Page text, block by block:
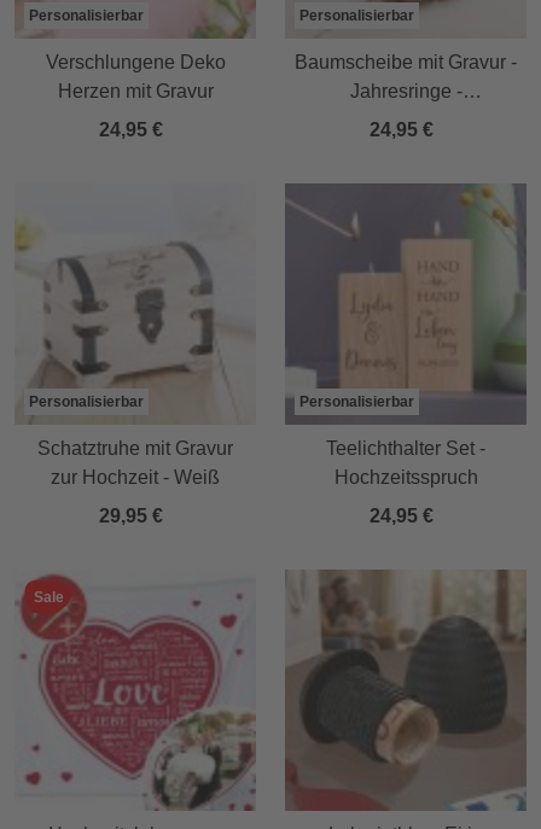
Personalisierbar
Verschlungene Deko
Herzen mit Gravur
24,95 €
Personalisierbar
Baumscheibe mit Gravur -
Jahresringe -
personalisiert
24,95 €
Personalisierbar
Schatztruhe mit Gravur
zur Hochzeit - Weiß
29,95 €
Personalisierbar
Teelichthalter Set -
Hochzeitsspruch
24,95 €
Sale